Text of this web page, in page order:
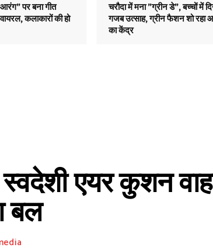
पर बना गीत
कलाकारों की हो
चरौदा में मना "ग्रीन डे", बच्चों में
गजब उत्साह, ग्रीन फैशन शो रहा
का केंद्र
एयर कुशन
बल